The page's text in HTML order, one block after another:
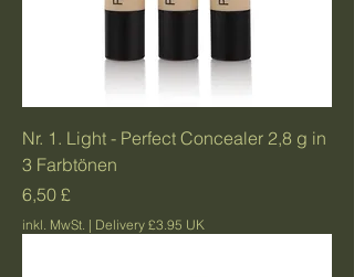
Nr. 1. Light - Perfect Concealer 2,8 g in
3 Farbtönen
Preis
6,50 £
inkl. MwSt. | Delivery £3.95 UK